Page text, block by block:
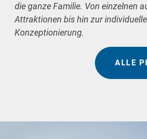
die ganze Familie. Von einzelnen
Attraktionen bis hin zur
Konzeptionierung.
ALLE